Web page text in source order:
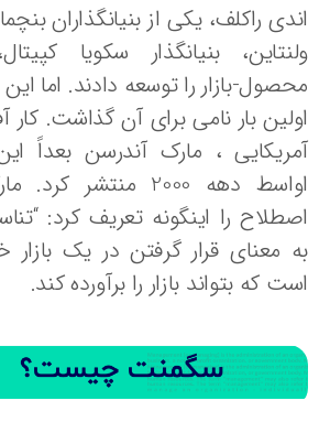
راکلف، یکی از بنیانگذاران
بنیانگذار سکویا
بازار را توسعه دادند. اما این
بار نامی برای آن گذاشت. کار
، مارک آندرسن بعداً این
اواسط دهه 2000 منتشر کرد.
را اینگونه تعریف کرد:
معنای قرار گرفتن در یک بازار
که بتواند بازار را برآورده کند.